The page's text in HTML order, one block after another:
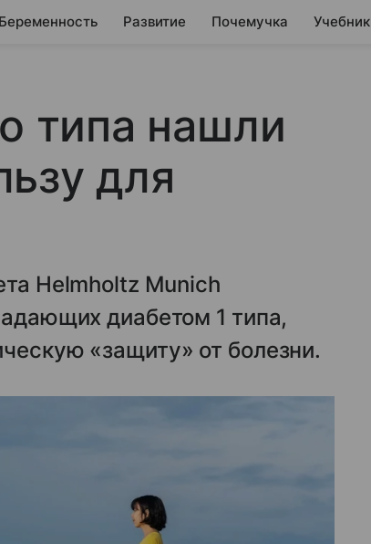
Беременность Развитие Почемучка Учебник
типа нашли
для
Helmholtz Munich
диабетом 1 типа,
«защиту» от болезни.